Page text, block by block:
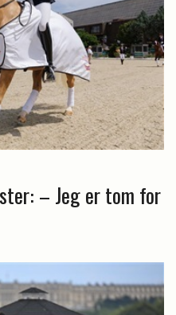
– Jeg er tom for